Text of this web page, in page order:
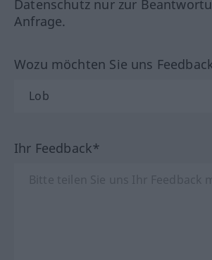
Datenschutz nur zur
Anfrage.
Wozu möchten Sie uns
Ihr Feedback*